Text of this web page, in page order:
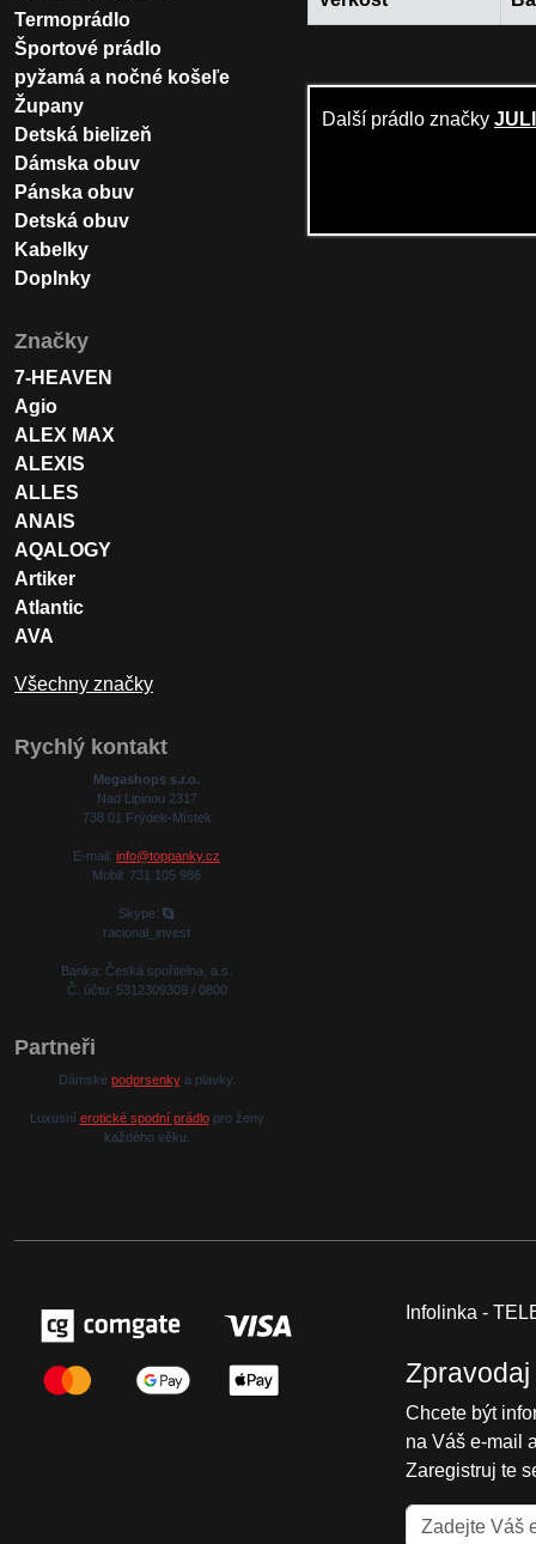
Další prádlo značky
Termoprádlo
Športové prádlo
pyžamá a nočné košeľe
Župany
Detská bielizeň
Dámska obuv
Pánska obuv
Detská obuv
Kabelky
Doplnky
Značky
7-HEAVEN
Agio
ALEX MAX
ALEXIS
ALLES
ANAIS
AQALOGY
Artiker
Atlantic
AVA
Všechny značky
Rychlý kontakt
Megashops s.r.o.
Nad Lipinou 2317
738 01 Frýdek-Místek
E-mail: info@toppanky.cz
Mobil: 731 105 986
Skype:
racional_invest
Banka: Česká spořitelna, a.s.
Č. účtu: 5312309309 / 0800
Partneři
Dámské podprsenkya plavky.
Luxusní erotické spodní prádlopro ženy
každého věku.
Infolinka -
Zpravodaj
Chcete být
na Váš e-mail
Zaregistruj te